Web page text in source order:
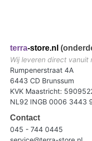
terra-store.nl
Wij leveren direct vanuit
Rumpenerstraat 4A
6443 CD Brunssum
KVK Maastricht:
NL92 INGB 0006 3443
Contact
045 - 744 0445